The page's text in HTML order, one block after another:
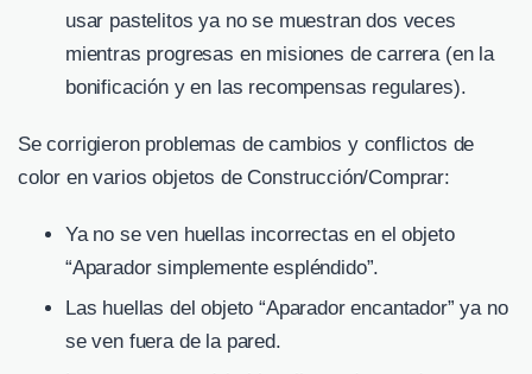
usar pastelitos ya no se muestran dos veces
mientras progresas en misiones de carrera (en la
bonificación y en las recompensas regulares).
Se corrigieron problemas de cambios y conflictos de
color en varios objetos de Construcción/Comprar:
Ya no se ven huellas incorrectas en el objeto
“Aparador simplemente espléndido”.
Las huellas del objeto “Aparador encantador” ya no
se ven fuera de la pared.